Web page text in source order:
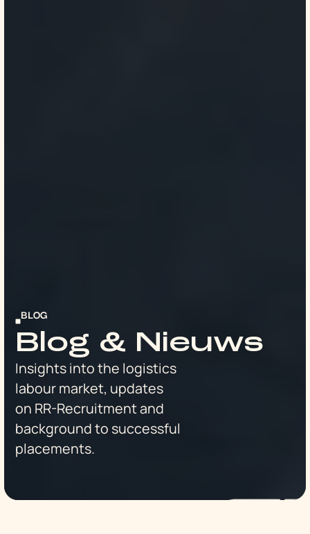
BLOG
Blog & Nieuws
Insights into the logistics
labour market, updates
on RR-Recruitment and
background to successful
placements.